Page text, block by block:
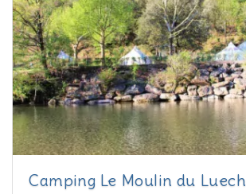
Camping Le Moulin du Luech